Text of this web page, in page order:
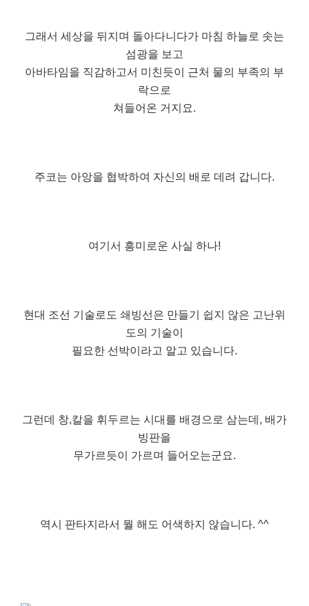
그래서 세상을 뒤지며 돌아다니다가 마침 하늘로 솟는
섬광을 보고
아바타임을 직감하고서 미친듯이 근처 물의 부족의 부
락으로
쳐들어온 거지요.
주코는 아앙을 협박하여 자신의 배로 데려 갑니다.
여기서 흥미로운 사실 하나!
현대 조선 기술로도 쇄빙선은 만들기 쉽지 않은 고난위
도의 기술이
필요한 선박이라고 알고 있습니다.
그런데 창,칼을 휘두르는 시대를 배경으로 삼는데, 배가
빙판을
무가르듯이 가르며 들어오는군요.
역시 판타지라서 뭘 해도 어색하지 않습니다. ^^